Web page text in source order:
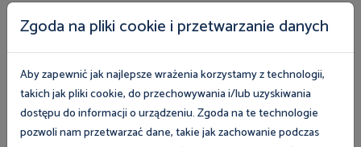
Pracodawco, upewnij się, jaka
umowa jest właściwa!
„Bezpieczni na etacie” to również wsparcie dla
pracodawców, którzy chcą prawidłowo dobrać formę
zatrudnienia do sposobu wykonywania pracy.
Zgoda na pliki cookie i przetwarzanie danych
Aby zapewnić jak najlepsze wrażenia korzystamy z technologii,
takich jak pliki cookie, do przechowywania i/lub uzyskiwania
dostępu do informacji o urządzeniu. Zgoda na te technologie
pozwoli nam przetwarzać dane, takie jak zachowanie podczas